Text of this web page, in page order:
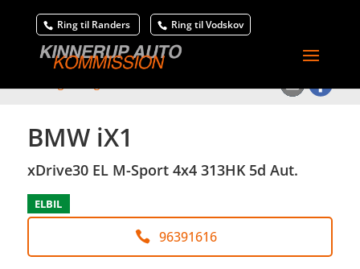
Ring til Randers Ring til Vodskov
BMW iX1
xDrive30 EL M-Sport 4x4 313HK 5d Aut.
ELBIL
96391616